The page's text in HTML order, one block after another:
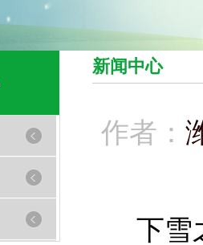
新闻中心
作者：
下雪